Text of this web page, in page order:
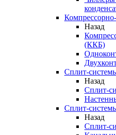
Назад
(ККБ)
Сплит-
Назад
Сплит-
Сплит-
Назад
Сплит-